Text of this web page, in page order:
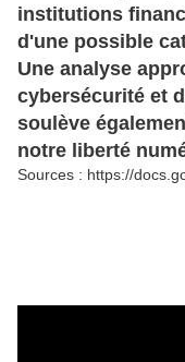
institutions
d'une possible
Une analyse
cybersécurité et
soulève
notre liberté
Sources : https://